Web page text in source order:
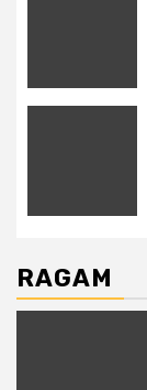
RAGAM